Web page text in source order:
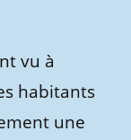
vu à
habitants
une